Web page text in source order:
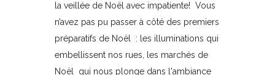
la veillée de Noël avec impatiente! Vous
n’avez pas pu passer à côté des premiers
préparatifs de Noël : les illuminations qui
embellissent nos rues, les marchés de
Noël qui nous plonge dans l'ambiance